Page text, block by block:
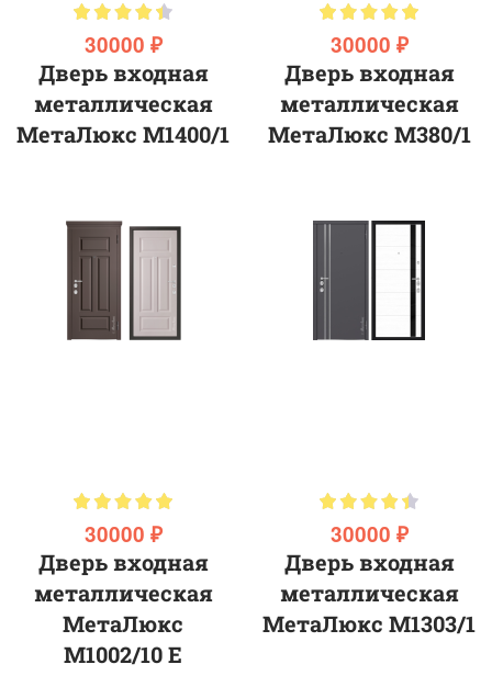
30000 ₽
Дверь входная
металлическая
МетаЛюкс М1400/1
30000 ₽
Дверь входная
металлическая
МетаЛюкс М380/1
30000 ₽
Дверь входная
металлическая
МетаЛюкс
М1002/10 E
30000 ₽
Дверь входная
металлическая
МетаЛюкс М1303/1